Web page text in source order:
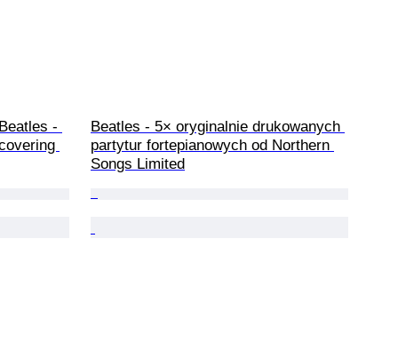
-
Beatles - 5× oryginalnie drukowanych
partytur fortepianowych od Northern
Songs Limited